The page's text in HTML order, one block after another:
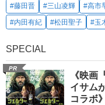
#藤田晋 #三山凌輝 #高市
#内田有紀
#松田聖子 #玉
SPECIAL
PR
《映画
イサム
コラボ》